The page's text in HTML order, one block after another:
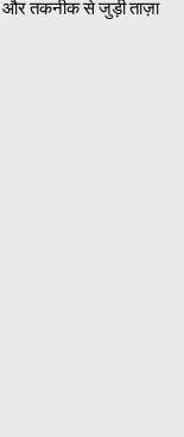
और तकनीक से जुड़ी ताज़ा